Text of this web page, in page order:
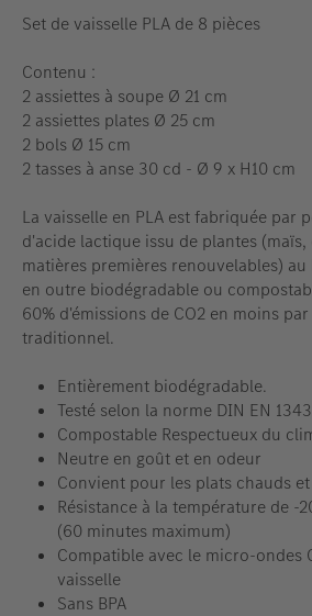
Set de vaisselle PLA de 8 pièces
Contenu :
2 assiettes à soupe Ø 21 cm
2 assiettes plates Ø 25 cm
2 bols Ø 15 cm
2 tasses à anse 30 cd - Ø 9 x H10 cm
La vaisselle en PLA est fabriquée par
d'acide lactique issu de plantes
matières premières renouvelables)
en outre biodégradable ou
60% d'émissions de CO2 en moins
traditionnel.
Entièrement biodégradable.
Testé selon la norme DIN EN
Compostable Respectueux du
Neutre en goût et en odeur
Convient pour les plats chauds
Résistance à la température de -
(60 minutes maximum)
Compatible avec le micro-ondes
vaisselle
Sans BPA